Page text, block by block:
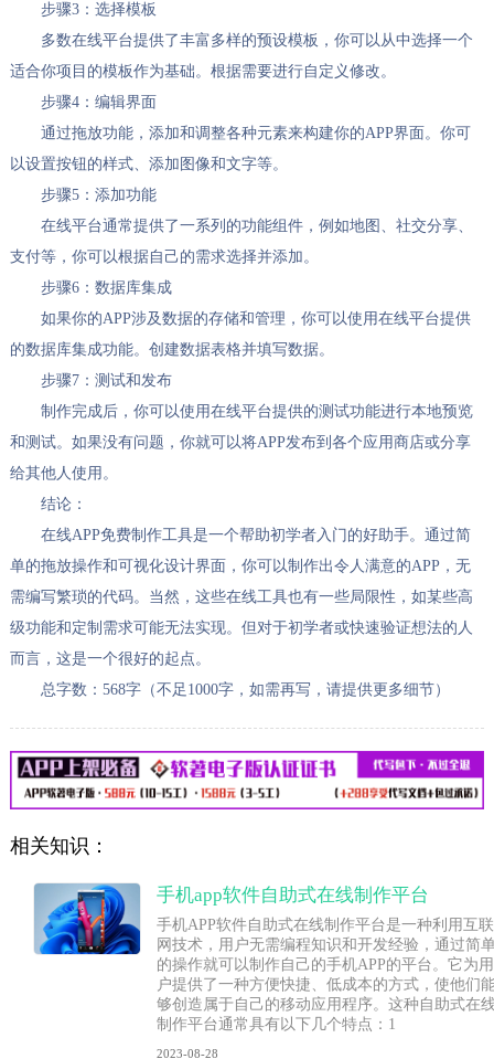
步骤3：选择模板
多数在线平台提供了丰富多样的预设模板，你可以从中选择一个
适合你项目的模板作为基础。根据需要进行自定义修改。
步骤4：编辑界面
通过拖放功能，添加和调整各种元素来构建你的APP界面。你可
以设置按钮的样式、添加图像和文字等。
步骤5：添加功能
在线平台通常提供了一系列的功能组件，例如地图、社交分享、
支付等，你可以根据自己的需求选择并添加。
步骤6：数据库集成
如果你的APP涉及数据的存储和管理，你可以使用在线平台提供
的数据库集成功能。创建数据表格并填写数据。
步骤7：测试和发布
制作完成后，你可以使用在线平台提供的测试功能进行本地预览
和测试。如果没有问题，你就可以将APP发布到各个应用商店或分享
给其他人使用。
结论：
在线APP免费制作工具是一个帮助初学者入门的好助手。通过简
单的拖放操作和可视化设计界面，你可以制作出令人满意的APP，无
需编写繁琐的代码。当然，这些在线工具也有一些局限性，如某些高
级功能和定制需求可能无法实现。但对于初学者或快速验证想法的人
而言，这是一个很好的起点。
总字数：568字（不足1000字，如需再写，请提供更多细节）
相关知识：
手机app软件自助式在线制作平台
手机APP软件自助式在线制作平台是一种利用互联
网技术，用户无需编程知识和开发经验，通过简
的操作就可以制作自己的手机APP的平台。它为用
户提供了一种方便快捷、低成本的方式，使他们
够创造属于自己的移动应用程序。这种自助式在
制作平台通常具有以下几个特点：1
2023-08-28